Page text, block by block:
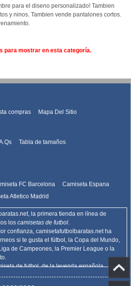
para el diseno personalizado! Tambien
y ninos. Tambien vende pantalones cortos.
para mostrar en esta categoría.
compras Mapa Del Sitio
Tabla de tamaños
FC Barcelona
Camiseta Espana
Atletico Madrid
la primera tienda en línea de
los camisetas de futbol.
confianza, camisetafutbolbaratas.netha
si te gusta el fútbol, la Copa del Mundo,
de Campeones, la Premier League o la
de futbol, de la leyenda española